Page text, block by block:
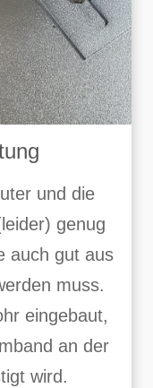
und die
genug
auch gut aus
muss.
eingebaut,
an der
wird.